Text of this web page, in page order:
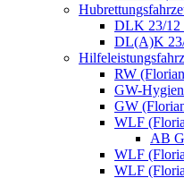
DLK 23/12
DL(A)K
RW
GW-
GW
WLF
AB
WLF
WLF